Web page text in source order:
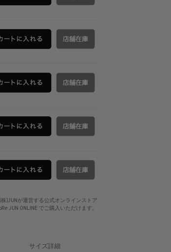
)JUNが運営する公式オンラインストア
JUN ONLINE でご購入いただけます。
サイズ詳細